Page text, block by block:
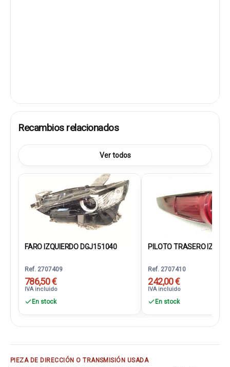
Recambios relacionados
Ver todos
FARO IZQUIERDO DGJ151040
Ref. 2707409
786,50 €
IVA incluido
En stock
PILOTO TRASERO
Ref. 2707410
242,00 €
IVA incluido
En stock
PIEZA DE DIRECCIÓN O TRANSMISIÓN USADA